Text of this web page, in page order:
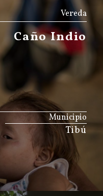
Vereda
Caño Indio
Municipio
Tibú